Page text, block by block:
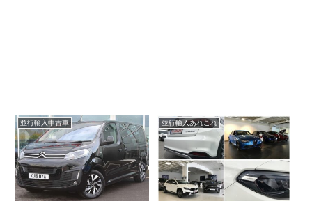
並行輸入中古車 並行輸入あれこれ